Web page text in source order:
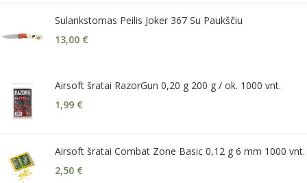
Sulankstomas Peilis Joker 367 Su Paukščiu
13,00 €
Airsoft šratai RazorGun 0,20 g 200 g / ok. 1000 vnt.
1,99 €
Airsoft šratai Combat Zone Basic 0,12 g 6 mm 1000 vnt.
2,50 €